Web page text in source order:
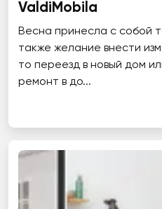
ValdiMobila
Весна принесла с собой
также желание внести
то переезд в новый дом
ремонт в до...